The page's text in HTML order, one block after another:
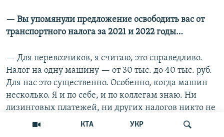
КТА УКР
— Вы упомянули предложение освободить вас от
транспортного налога за 2021 и 2022 годы…
— Для перевозчиков, я считаю, это справедливо.
Налог на одну машину — от 30 тыс. до 40 тыс. руб.
Для нас это существенно. Особенно, когда машин
несколько. Я и по себе, и по коллегам знаю. Ни
лизинговых платежей, ни других налогов никто не
отменял. Ну, хоть что-то!